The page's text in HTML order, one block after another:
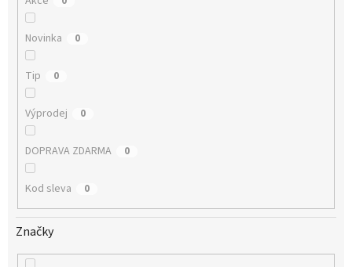
Novinka 0
Tip 0
Výprodej 0
DOPRAVA ZDARMA 0
Kod sleva 0
Značky